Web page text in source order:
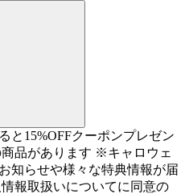
と15%OFFクーポンプレゼン
品があります ※キャロウェ
知らせや様々な特典情報が届
報取扱いについてに同意の